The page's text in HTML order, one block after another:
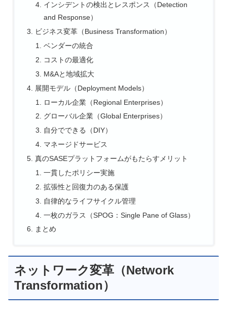
インシデントの検出とレスポンス（Detection
and Response）
ビジネス変革（Business Transformation）
ベンダーの統合
コストの最適化
M&Aと地域拡大
展開モデル（Deployment Models）
ローカル企業（Regional Enterprises）
グローバル企業（Global Enterprises）
自分でできる（DIY）
マネージドサービス
真のSASEプラットフォームがもたらすメリット
一貫したポリシー実施
拡張性と回復力のある保護
自律的なライフサイクル管理
一枚のガラス（SPOG：Single Pane of Glass）
まとめ
ネットワーク変革（Network
Transformation）